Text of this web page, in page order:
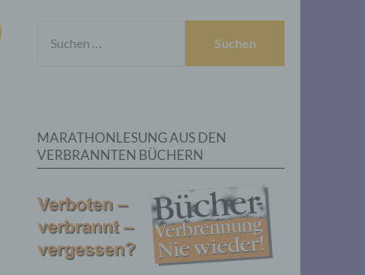
NACH:
MARATHONLESUNG AUS DEN
VERBRANNTEN BÜCHERN